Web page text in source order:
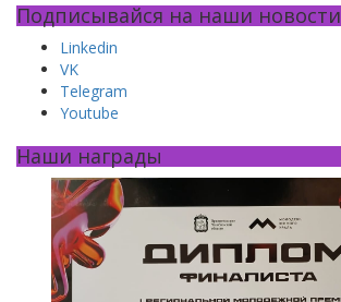
Подписывайся на наши новости
Linkedin
VK
Telegram
Youtube
Наши награды